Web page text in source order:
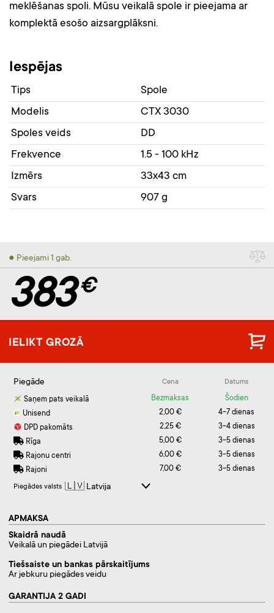
meklēšanas spoli. Mūsu veikalā spole ir pieejama ar
komplektā esošo aizsargplāksni.
Iespējas
Tips
Spole
Modelis
CTX 3030
Spoles veids
DD
Frekvence
1.5 - 100 kHz
Izmērs
33x43 cm
Svars
907 g
● Pieejami 1 gab.
383€
IELIKT GROZĀ
Piegāde Cena Datums
Saņem pats veikalā Bezmaksas
Šodien
Unisend
2,00 €
4-7 dienas
DPD pakomāts
2,25 €
3-4 dienas
Rīga
5,00 €
3-5 dienas
Rajonu centri
6,00 €
3-5 dienas
Rajoni
7,00 € 3-5 dienas
Piegādes valsts
APMAKSA
Skaidrā naudā
Veikalā un piegādei Latvijā
Tiešsaiste un bankas pārskaitījums
Ar jebkuru piegādes veidu
GARANTIJA 2 GADI